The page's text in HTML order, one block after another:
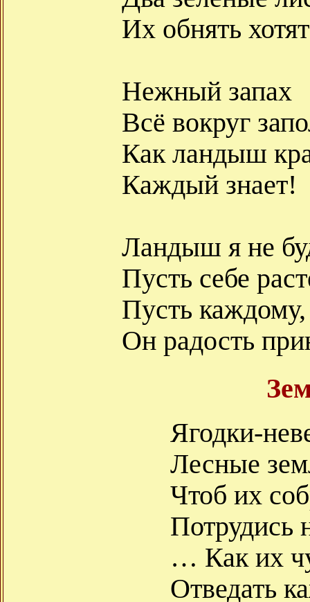
Их обнять
Нежный запах
Всё вокруг
Как ландыш
Каждый знает!
Ландыш я не
Пусть себе
Пусть каждому,
Он радость
Ягодки-
Лесные
Чтоб их
Потрудись
… Как их
Отведать